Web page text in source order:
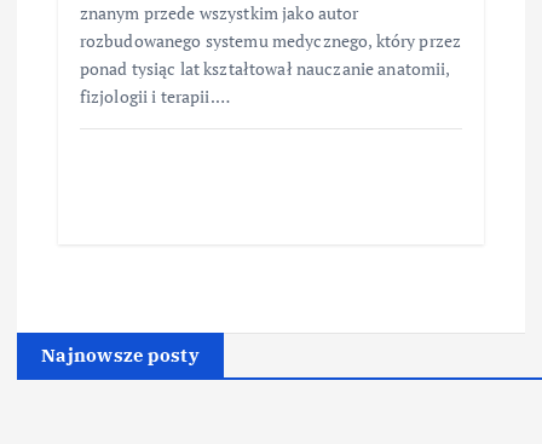
znanym przede wszystkim jako autor
rozbudowanego systemu medycznego, który przez
ponad tysiąc lat kształtował nauczanie anatomii,
fizjologii i terapii.…
Najnowsze posty